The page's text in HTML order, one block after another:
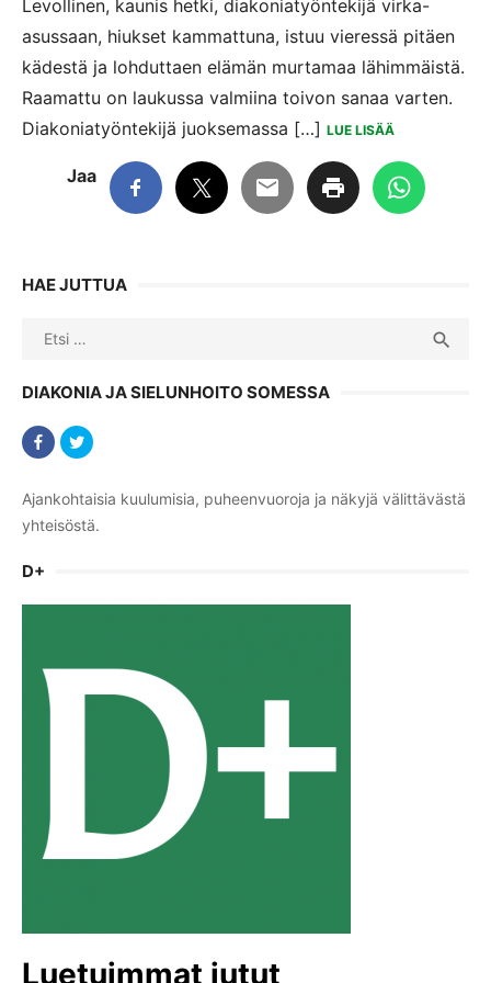
Levollinen, kaunis hetki, diakoniatyöntekijä virka-
asussaan, hiukset kammattuna, istuu vieressä pitäen
kädestä ja lohduttaen elämän murtamaa lähimmäistä.
Raamattu on laukussa valmiina toivon sanaa varten.
Diakoniatyöntekijä juoksemassa […] LUE LISÄÄ
Jaa
HAE JUTTUA
Search

DIAKONIA JA SIELUNHOITO SOMESSA
Ajankohtaisia kuulumisia, puheenvuoroja ja näkyjä välittävästä
yhteisöstä.
D+
Luetuimmat jutut